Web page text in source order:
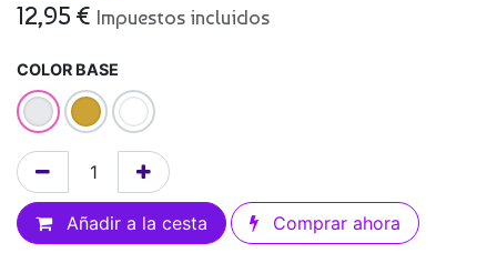
12,95 € Impuestos incluidos
COLOR BASE
Añadir a la cesta Comprar ahora